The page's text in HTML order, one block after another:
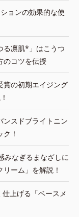
ョンの効果的な使
る凛肌*」はこうつ
のコツを伝授
賞の初期エイジング
ンスドブライトニン
！
みなぎるまなざしに
ーム」を解説！
仕上げる「ベースメ